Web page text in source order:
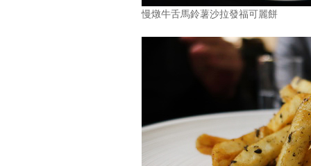
慢燉牛舌馬鈴薯沙拉發福可麗餅